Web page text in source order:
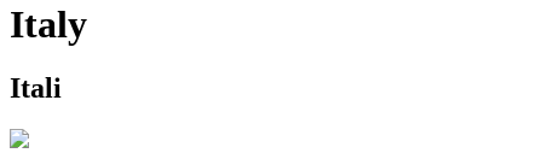
Italy
Itali